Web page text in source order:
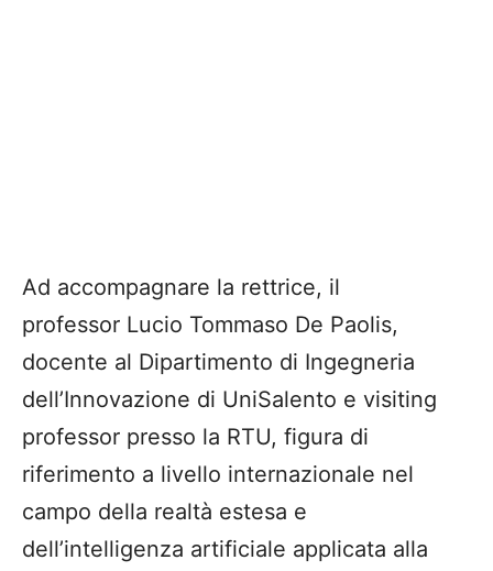
Ad accompagnare la rettrice, il
professor Lucio Tommaso De Paolis,
docente al Dipartimento di Ingegneria
dell’Innovazione di UniSalento e visiting
professor presso la RTU, figura di
riferimento a livello internazionale nel
campo della realtà estesa e
dell’intelligenza artificiale applicata alla